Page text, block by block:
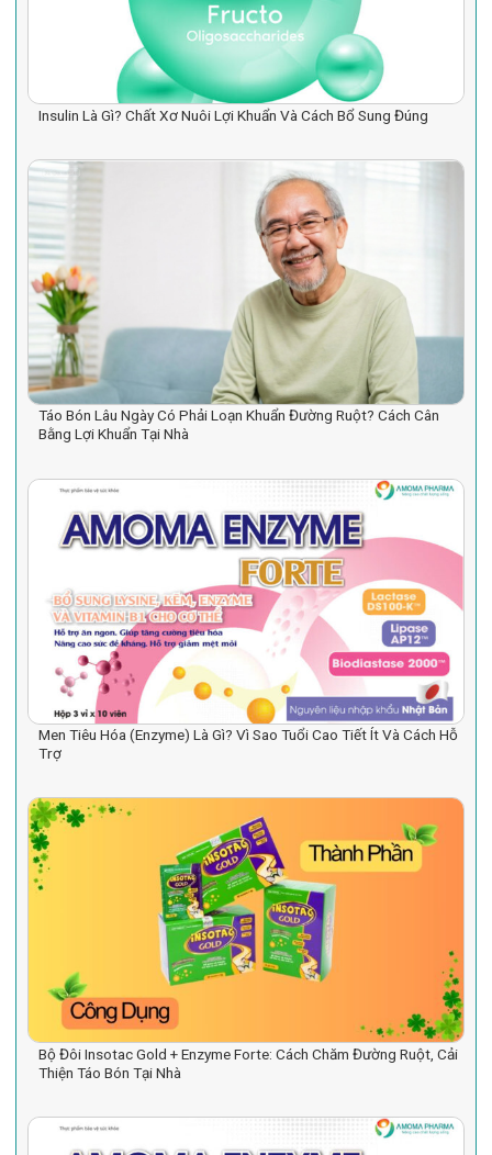
Insulin Là Gì? Chất Xơ Nuôi Lợi Khuẩn Và Cách Bổ Sung Đúng
Táo Bón Lâu Ngày Có Phải Loạn Khuẩn Đường Ruột? Cách Cân
Bằng Lợi Khuẩn Tại Nhà
Men Tiêu Hóa (Enzyme) Là Gì? Vì Sao Tuổi Cao Tiết Ít Và Cách Hỗ
Trợ
Bộ Đôi Insotac Gold + Enzyme Forte: Cách Chăm Đường Ruột, Cải
Thiện Táo Bón Tại Nhà